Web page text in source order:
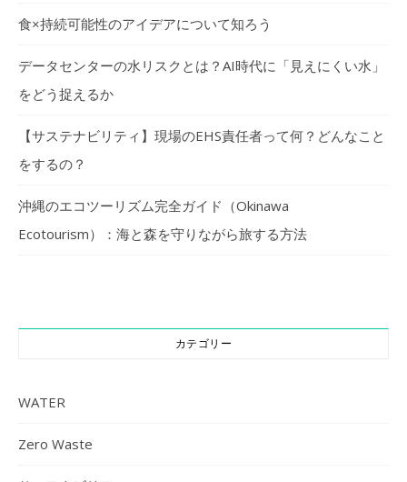
食×持続可能性のアイデアについて知ろう
データセンターの水リスクとは？AI時代に「見えにくい水」
をどう捉えるか
【サステナビリティ】現場のEHS責任者って何？どんなこと
をするの？
沖縄のエコツーリズム完全ガイド（Okinawa
Ecotourism）：海と森を守りながら旅する方法
カテゴリー
WATER
Zero Waste